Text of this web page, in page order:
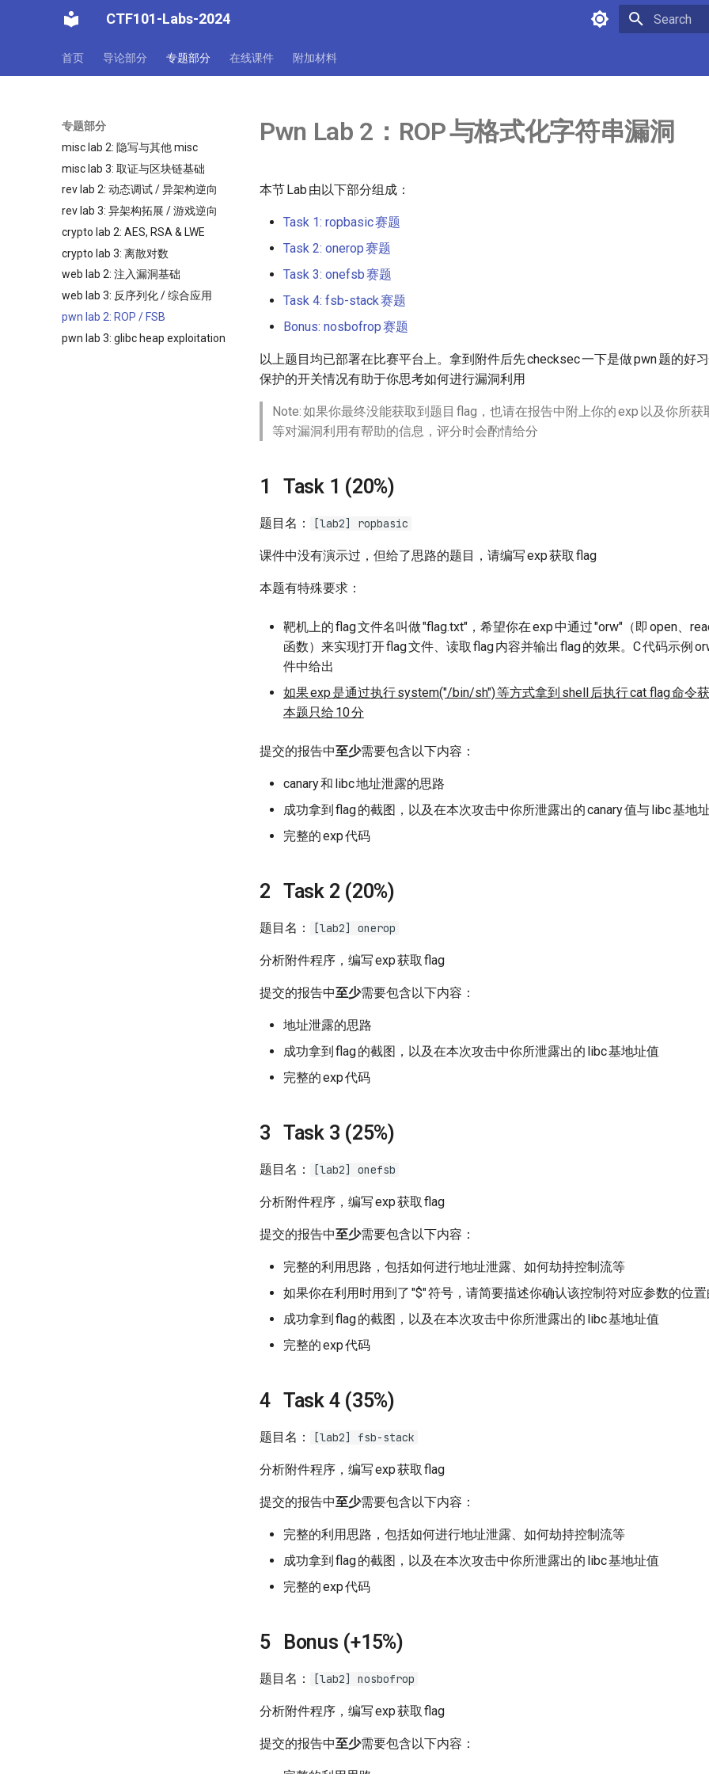
CTF101-Labs-2024
首页 导论部分 专题部分 在线课件 附加材料
专题部分
misc lab 2: 隐写与其他 misc
misc lab 3: 取证与区块链基础
rev lab 2: 动态调试 / 异架构逆向
rev lab 3: 异架构拓展 / 游戏逆向
crypto lab 2: AES, RSA & LWE
crypto lab 3: 离散对数
web lab 2: 注入漏洞基础
web lab 3: 反序列化 / 综合应用
pwn lab 2: ROP / FSB
pwn lab 3: glibc heap exploitation
Pwn Lab 2： ROP与格式化字符串漏洞
本节Lab 由以下部分组成：
Task 1: ropbasic赛题
Task 2: onerop赛题
Task 3: onefsb赛题
Task 4: fsb-stack赛题
Bonus: nosbofrop赛题
以上题目均已部署在比赛平台上。拿到附件后先checksec一下是做pwn题的好
保护的开关情况有助于你思考如何进行漏洞利用
Note:如果你最终没能获取到题目 flag ，也请在报告中附上你的exp 以及你所获
等对漏洞利用有帮助的信息，评分时会酌情给分
Task 1 (20%)
题目名： [lab2] ropbasic
课件中没有演示过，但给了思路的题目，请编写exp获取 flag
本题有特殊要求：
靶机上的flag文件名叫做"flag.txt" ，希望你在exp中通过"orw" （即 open、
函数）来实现打开flag文件、读取 flag内容并输出 flag的效果。 C代码示例
件中给出
如果exp 是通过执行system("/bin/sh")等方式拿到 shell 后执行cat flag命令
本题只给10分
提交的报告中至少需要包含以下内容：
canary和 libc地址泄露的思路
成功拿到flag的截图，以及在本次攻击中你所泄露出的canary值与libc基地
完整的exp代码
Task 2 (20%)
题目名： [lab2] onerop
分析附件程序，编写exp获取 flag
提交的报告中至少需要包含以下内容：
地址泄露的思路
成功拿到flag的截图，以及在本次攻击中你所泄露出的 libc基地址值
完整的exp代码
Task 3 (25%)
题目名： [lab2] onefsb
分析附件程序，编写exp获取 flag
提交的报告中至少需要包含以下内容：
完整的利用思路，包括如何进行地址泄露、如何劫持控制流等
如果你在利用时用到了 "$"符号，请简要描述你确认该控制符对应参数的位
成功拿到flag的截图，以及在本次攻击中你所泄露出的 libc基地址值
完整的exp代码
Task 4 (35%)
题目名： [lab2] fsb-stack
分析附件程序，编写exp获取 flag
提交的报告中至少需要包含以下内容：
完整的利用思路，包括如何进行地址泄露、如何劫持控制流等
成功拿到flag的截图，以及在本次攻击中你所泄露出的 libc基地址值
完整的exp代码
Bonus (+15%)
题目名： [lab2] nosbofrop
分析附件程序，编写exp获取 flag
提交的报告中至少需要包含以下内容：